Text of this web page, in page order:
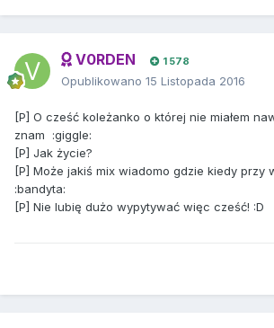
V0RDEN 1 578
Opublikowano 15 Listopada 2016
[P] O cześć koleżanko o której nie miałem
znam :giggle:
[P] Jak życie?
[P] Może jakiś mix wiadomo gdzie kiedy przy
:bandyta:
[P] Nie lubię dużo wypytywać więc cześć! :D